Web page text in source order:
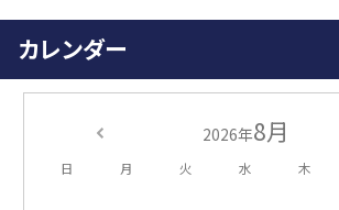
カレンダー
2026年8月
日 月 火 水 木